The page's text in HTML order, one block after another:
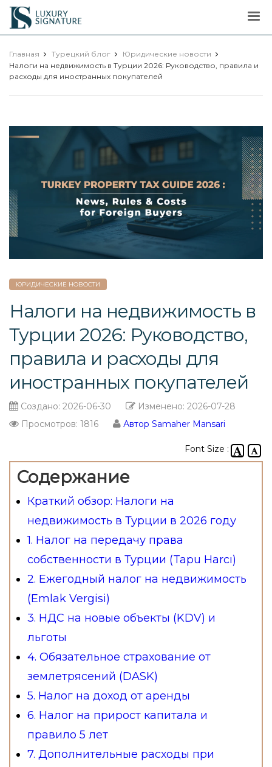
Luxury
Signature
Главная Турецкий блог
Юридические новости
Налоги на недвижимость в Турции 2026: Руководство, правила и
расходы для иностранных покупателей
ЮРИДИЧЕСКИЕ НОВОСТИ
Налоги на недвижимость в
Турции 2026: Руководство,
правила и расходы для
иностранных покупателей
Создано: 2026-06-30 Изменено: 2026-07-28
Просмотров: 1816
Автор Samaher Mansari
Font Size :
Содержание
Краткий обзор: Налоги на
недвижимость в Турции в 2026 году
1. Налог на передачу права
собственности в Турции (Tapu Harcı)
2. Ежегодный налог на недвижимость
(Emlak Vergisi)
3. НДС на новые объекты (KDV) и
льготы
4. Обязательное страхование от
землетрясений (DASK)
5. Налог на доход от аренды
6. Налог на прирост капитала и
правило 5 лет
7. Дополнительные расходы при